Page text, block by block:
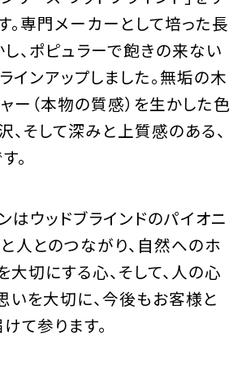
。専門メーカーとして培った長
、ポピュラーで飽きの来ない
インアップしました。無垢の木
ー（本物の質感）を生かした色
、そして深みと上質感のある、
。
はウッドブラインドのパイオニ
と人とのつながり、自然へのホ
大切にする心、そして、人の心
いを大切に、今後もお客様と
て参ります。